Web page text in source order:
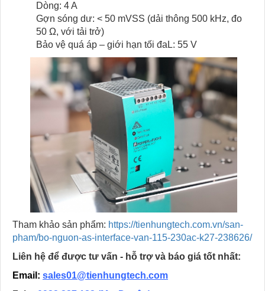
Dòng: 4 A
Gợn sóng dư: < 50 mVSS (dải thông 500 kHz, đo
50 Ω, với tải trở)
Bảo vệ quá áp – giới hạn tối đaL: 55 V
Tham khảo sản phẩm: https://tienhungtech.com.vn/san-
pham/bo-nguon-as-interface-van-115-230ac-k27-238626/
Liên hệ để được tư vấn - hỗ trợ và báo giá tốt nhất:
Email: sales01@tienhungtech.com